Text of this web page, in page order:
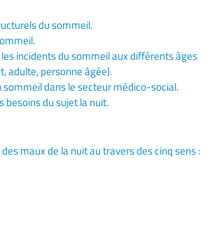
du sommeil.
incidents du sommeil aux différents âges
adulte, personne âgée).
sommeil dans le secteur médico-social.
besoins du sujet la nuit.
maux de la nuit au travers des cinq sens :